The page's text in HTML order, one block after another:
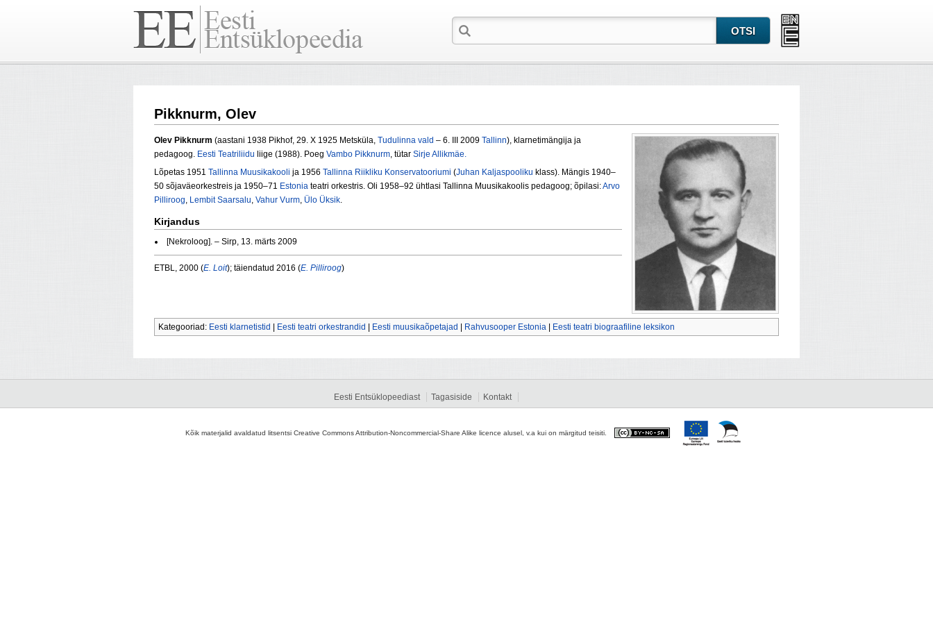
Pikknurm, Olev
Olev Pikknurm (aastani 1938 Pikhof, 29. X 1925 Metsküla, Tudulinna vald – 6. III 2009 Tallinn), klarnetimängija ja
pedagoog. Eesti Teatriliidu liige (1988). Poeg Vambo Pikknurm, tütar Sirje Allikmäe.
Lõpetas 1951 Tallinna Muusikakooli ja 1956 Tallinna Riikliku Konservatooriumi (Juhan Kaljaspooliku klass). Mängis 1940–
50 sõjaväeorkestreis ja 1950–71 Estonia teatri orkestris. Oli 1958–92 ühtlasi Tallinna Muusikakoolis pedagoog; õpilasi:Arvo
Pilliroog, Lembit Saarsalu, Vahur Vurm, Ülo Üksik.
Kirjandus
[Nekroloog]. – Sirp, 13. märts 2009
ETBL, 2000 (E. Loit); täiendatud 2016 (E. Pilliroog)
Kategooriad: Eesti klarnetistid Eesti teatri orkestrandid Eesti muusikaõpetajad Rahvusooper Estonia Eesti teatri biograafiline leksikon
Eesti Entsüklopeediast Tagasiside Kontakt
Kõik materjalid avaldatud litsentsi Creative Commons Attribution-Noncommercial-Share Alike licence alusel, v.a kui on märgitud teisiti.